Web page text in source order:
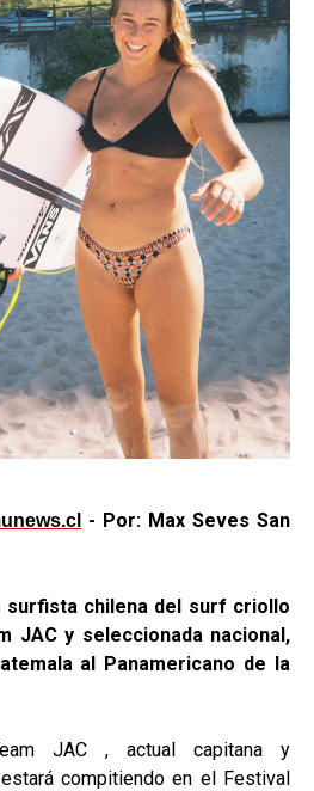
- Por: Max Seves San
surfista chilena del surf criollo
JAC y seleccionada nacional,
al Panamericano de la
JAC , actual capitana y
compitiendo en el Festival